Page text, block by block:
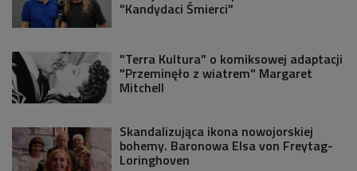
"Kandydaci Śmierci"
"Terra Kultura" o komiksowej adaptacji
"Przeminęło z wiatrem" Margaret
Mitchell
Skandalizująca ikona nowojorskiej
bohemy. Baronowa Elsa von Freytag-
Loringhoven